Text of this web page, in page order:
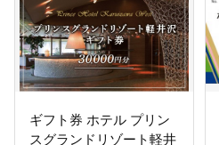
ギフト券 ホテル プリン
スグランドリゾート軽井